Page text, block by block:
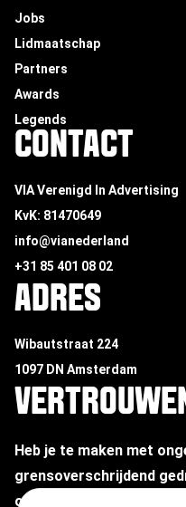
Jobs
Lidmaatschap
Partners
Awards
Legends
CONTACT
VIA Verenigd In Advertising
KvK: 81470649
info@vianederland
+31 85 401 08 02
ADRES
Wibautstraat 224
1097 DN Amsterdam
Heb je te maken met
grensoverschrijdend
onze vertrouwenspersoon